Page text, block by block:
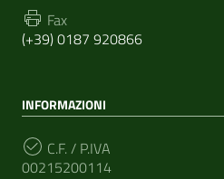
Fax
(+39) 0187 920866
INFORMAZIONI
C.F. / P.IVA
00215200114